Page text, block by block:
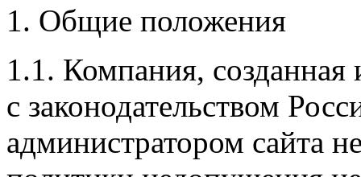
1. Общие положения
1.1. Компания, созданная
с законодательством
администратором сайта